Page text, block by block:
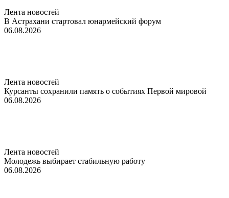
Лента новостей
В Астрахани стартовал юнармейский форум
06.08.2026
Лента новостей
Курсанты сохранили память о событиях Первой мировой
06.08.2026
Лента новостей
Молодежь выбирает стабильную работу
06.08.2026